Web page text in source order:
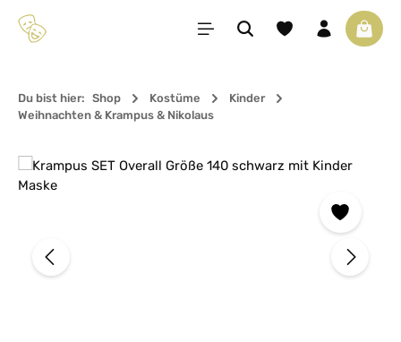
Zum Hauptinhalt springen Du hast 0 Produkte
Du bist hier: Shop Kostüme
Kinder
Weihnachten & Krampus & Nikolaus
Bildergalerie überspringen